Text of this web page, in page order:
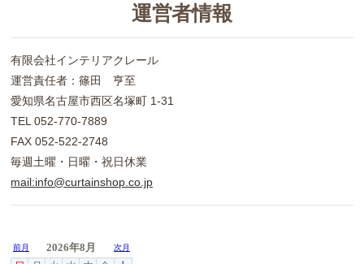
運営者情報
有限会社インテリアクレール
運営責任者：篠田 亨至
愛知県名古屋市西区名塚町 1-31
TEL 052-770-7889
FAX 052-522-2748
毎週土曜・日曜・祝日休業
mail:info@curtainshop.co.jp